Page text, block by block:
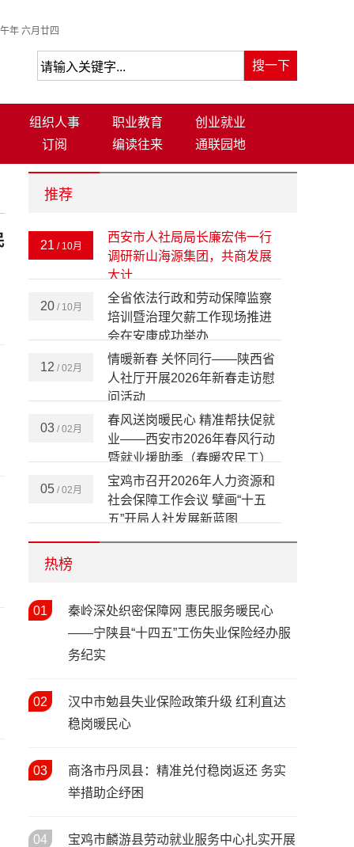
年 六月廿四
组织人事 职业教育
创业就业
订阅
编读往来 通联园地
推荐
11 / 11月
川陕家人：把陕南山水鲜气，
端进西安的烟火堂屋 （一）
西安市人社局局长廉宏伟一行
调研新山海源集团，共商发展
大计
全省依法行政和劳动保障监察
培训暨治理欠薪工作现场推进
会在安康成功举办
情暖新春 关怀同行——陕西省
人社厅开展2026年新春走访慰
问活动
春风送岗暖民心 精准帮扶促就
业——西安市2026年春风行动
暨就业援助季（春暖农民工）
活动启动
宝鸡市召开2026年人力资源和
社会保障工作会议 擘画“十五
五”开局人社发展新蓝图
02 / 02月
暨就业援助季启动仪式在安康
/ 01月
陕西省人社工作会议在西安召
27 / 11月
鸡市养老保险经办处文艺汇演
精彩上演
国——陕西特色劳务品牌闪耀
第三届全国劳务协作盛会
热榜
01
秦岭深处织密保障网 惠民服务暖民心
——宁陕县“十四五”工伤失业保险经办服
务纪实
02
汉中市勉县失业保险政策升级 红利直达
稳岗暖民心
03
商洛市丹凤县：精准兑付稳岗返还 务实
举措助企纾困
04
宝鸡市麟游县劳动就业服务中心扎实开展